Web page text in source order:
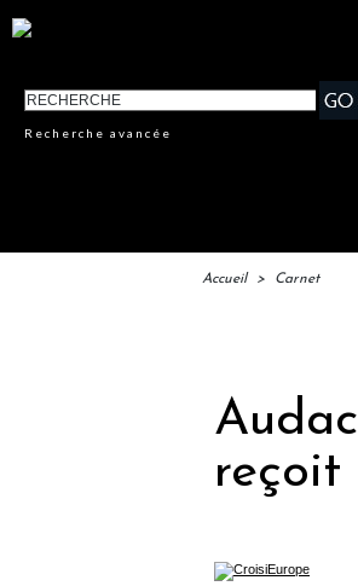
Recherche avancée
Accueil > Carnet
reçoit